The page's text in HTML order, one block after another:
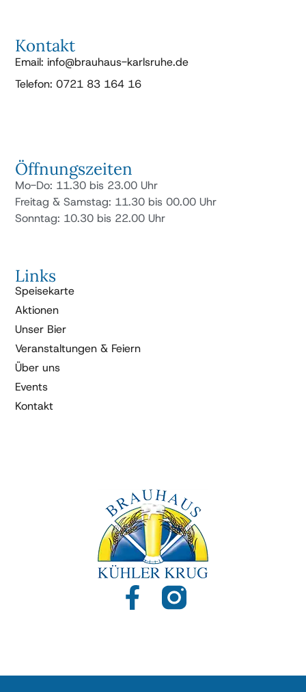
Öffnungszeiten
Mo-Do: 11.30 bis 23.00 Uhr
Freitag & Samstag: 11.30 bis 00.00 Uhr
Sonntag: 10.30 bis 22.00 Uhr
Kontakt
Email: info@brauhaus-karlsruhe.de
Telefon: 0721 83 164 16
Links
Speisekarte
Aktionen
Unser Bier
Veranstaltungen & Feiern
Über uns
Events
Kontakt